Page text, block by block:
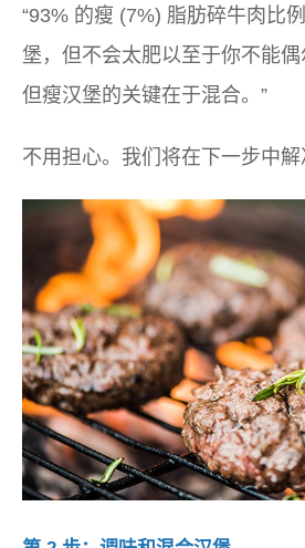
“93% 的瘦 (7%) 脂肪碎牛肉比
堡，但不会太肥以至于你不能
但瘦汉堡的关键在于混合。”
不用担心。我们将在下一步中解